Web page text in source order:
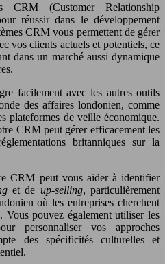
CRM (Customer Relationship
réussir dans le développement
CRM vous permettent de gérer
vos clients actuels et potentiels, ce
dans un marché aussi dynamique
facilement avec les autres outils
des affaires londonien, comme
plateformes de veille économique.
CRM peut gérer efficacement les
britanniques sur la
CRM peut vous aider à identifier
et de up-selling, particulièrement
où les entreprises cherchent
Vous pouvez également utiliser les
personnaliser vos approches
des spécificités culturelles et